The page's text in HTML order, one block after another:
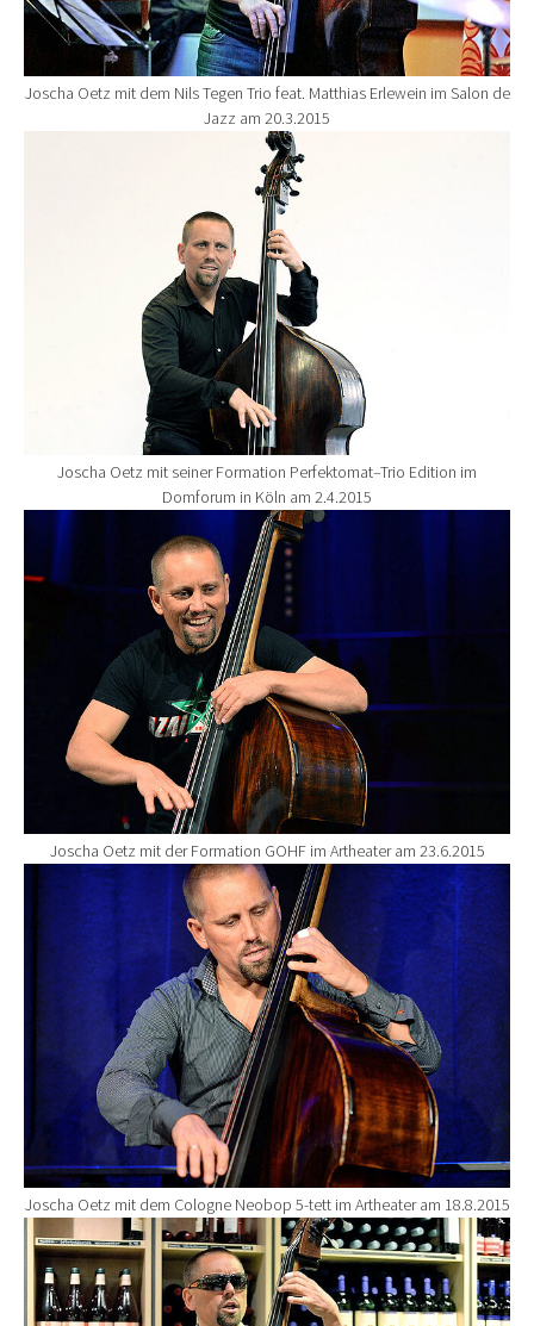
Joscha Oetz mit dem Nils Tegen Trio feat. Matthias Erlewein im Salon de
Jazz am 20.3.2015
Joscha Oetz mit seiner Formation Perfektomat–Trio Edition im
Domforum in Köln am 2.4.2015
Show larger version for:
Joscha Oetz mit der Formation GOHF im Artheater am 23.6.2015
Show larger version for:
Joscha Oetz mit dem Cologne Neobop 5-tett im Artheater am 18.8.2015
Show larger version for: